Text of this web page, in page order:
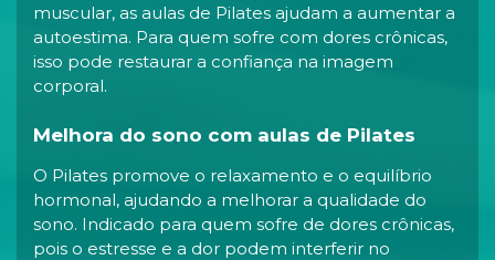
muscular, as aulas de Pilates ajudam a aumentar a
autoestima. Para quem sofre com dores crônicas,
isso pode restaurar a confiança na imagem
corporal.
Melhora do sono com aulas de Pilates
O Pilates promove o relaxamento e o equilíbrio
hormonal, ajudando a melhorar a qualidade do
sono. Indicado para quem sofre de dores crônicas,
pois o estresse e a dor podem interferir no